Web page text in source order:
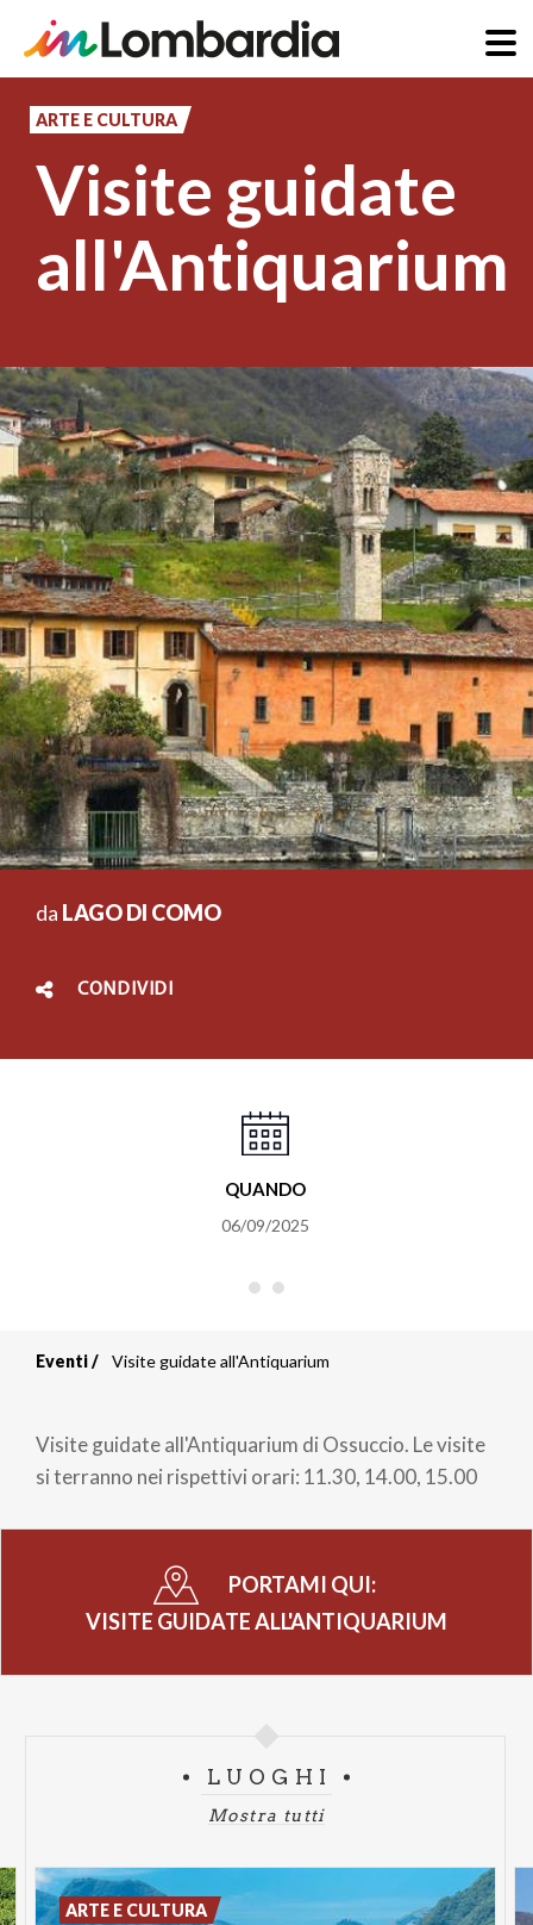
principale
ARTE E CULTURA
Visite guidate
all'Antiquarium
da LAGO DI COMO
CONDIVIDI
QUANDO
06/09/2025
di
pane
Eventi Visite guidate all'Antiquarium
Visite guidate all'Antiquarium di Ossuccio. Le visite
si terranno nei rispettivi orari: 11.30, 14.00, 15.00
PORTAMI QUI:
VISITE GUIDATE ALL'ANTIQUARIUM
LUOGHI
Mostra tutti
ARTE E CULTURA